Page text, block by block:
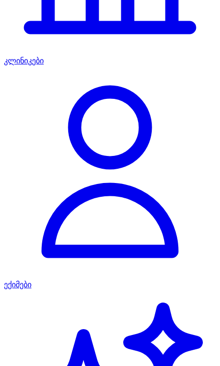
კლინიკები
ექიმები